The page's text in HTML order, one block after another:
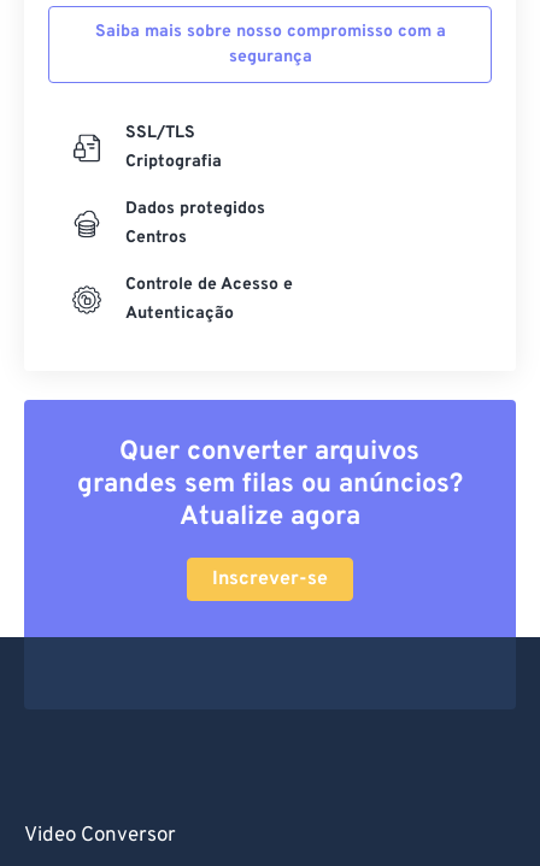
Saiba mais sobre nosso compromisso com a
segurança
SSL/TLS
Criptografia
Dados protegidos
Centros
Controle de Acesso e
Autenticação
Quer converter arquivos
grandes sem filas ou anúncios?
Atualize agora
Inscrever-se
Video Conversor